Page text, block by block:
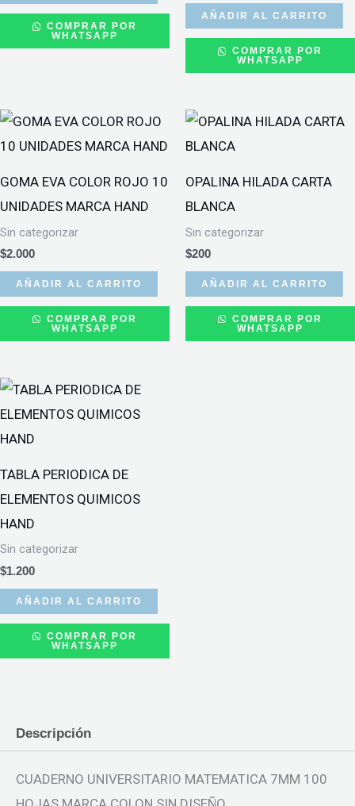
COMPRAR POR
WHATSAPP
AÑADIR AL CARRITO
COMPRAR POR
WHATSAPP
GOMA EVA COLOR ROJO 10
UNIDADES MARCA HAND
Sin categorizar
$2.000
AÑADIR AL CARRITO
COMPRAR POR
WHATSAPP
OPALINA HILADA CARTA
BLANCA
Sin categorizar
$200
AÑADIR AL CARRITO
COMPRAR POR
WHATSAPP
TABLA PERIODICA DE
ELEMENTOS QUIMICOS
HAND
Sin categorizar
$1.200
AÑADIR AL CARRITO
COMPRAR POR
WHATSAPP
Descripción
CUADERNO UNIVERSITARIO MATEMATICA 7MM 100